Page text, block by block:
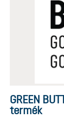
GREEN
termék